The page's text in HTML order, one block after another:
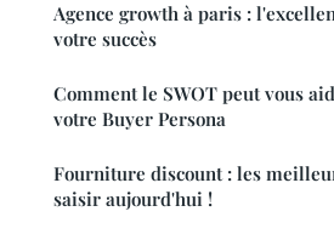
Agence growth à paris :
votre succès
Comment le SWOT peut vous
votre Buyer Persona
Fourniture discount : les
saisir aujourd'hui !